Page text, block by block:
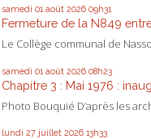
samedi 01 août 2026 09h31
Fermeture de la N849
Le Collège communal de
samedi 01 août 2026 08h23
Chapitre 3 : Mai 1976 :
Photo Bouquié D’après les
lundi 27 juillet 2026 13h33